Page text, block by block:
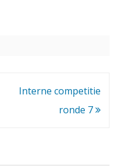
Interne competitie
ronde 7